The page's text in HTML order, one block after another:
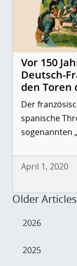
Vor 150
Deutsch-
den Toren
Der
spanische
sogenannten
April 1, 2020
Older Articles
2026
2025